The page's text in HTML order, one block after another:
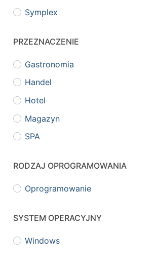
Symplex
PRZEZNACZENIE
Gastronomia
Handel
Hotel
Magazyn
SPA
RODZAJ OPROGRAMOWANIA
Oprogramowanie
SYSTEM OPERACYJNY
Windows